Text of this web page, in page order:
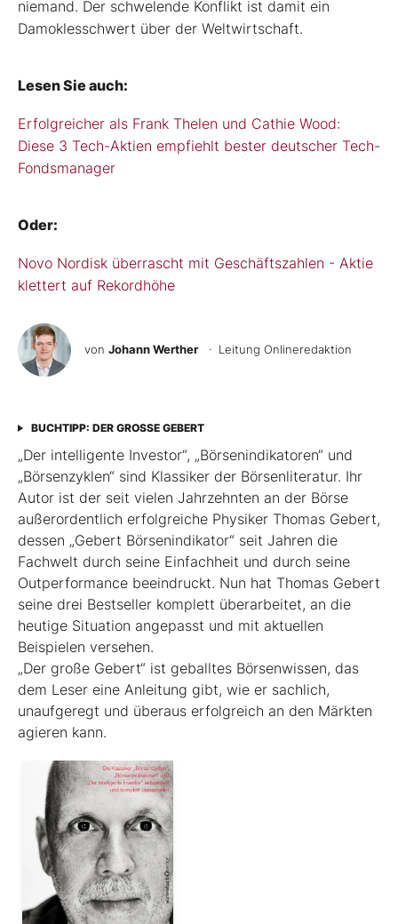
niemand. Der schwelende Konflikt ist damit ein
Damoklesschwert über der Weltwirtschaft.
Lesen Sie auch:
Erfolgreicher als Frank Thelen und Cathie Wood:
Diese 3 Tech-Aktien empfiehlt bester deutscher Tech-
Fondsmanager
Oder:
Novo Nordisk überrascht mit Geschäftszahlen - Aktie
klettert auf Rekordhöhe
von Johann Werther · Leitung Onlineredaktion
BUCHTIPP: DER GROSSE GEBERT
„Der intelligente Investor“, „Börsenindikatoren“ und
„Börsenzyklen“ sind Klassiker der Börsen­literatur. Ihr
Autor ist der seit vielen Jahrzehnten an der Börse
außerordentlich erfolgreiche Physiker Thomas Gebert,
dessen „Gebert Börsenindikator“ seit Jahren die
Fachwelt durch seine Einfachheit und durch seine
Outperformance beeindruckt. Nun hat Thomas Gebert
seine drei Best­seller komplett überarbeitet, an die
heutige ­Situation angepasst und mit aktuellen
Beispielen ver­sehen.
„Der große Gebert“ ist geballtes Börsenwissen, das
dem Leser eine Anleitung gibt, wie er sachlich,
unaufgeregt und überaus erfolgreich an den Märkten
agieren kann.